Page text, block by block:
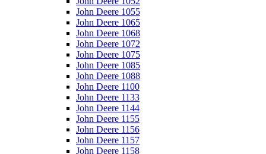
John Deere 1055
John Deere 1065
John Deere 1068
John Deere 1072
John Deere 1075
John Deere 1085
John Deere 1088
John Deere 1100
John Deere 1133
John Deere 1144
John Deere 1155
John Deere 1156
John Deere 1157
John Deere 1158